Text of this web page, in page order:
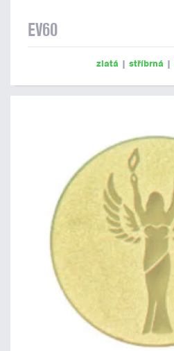
EV60
zlatá | stříbrná |